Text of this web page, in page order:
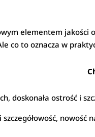
elementem jakości
co to oznacza w
doskonała ostrość i
nowość